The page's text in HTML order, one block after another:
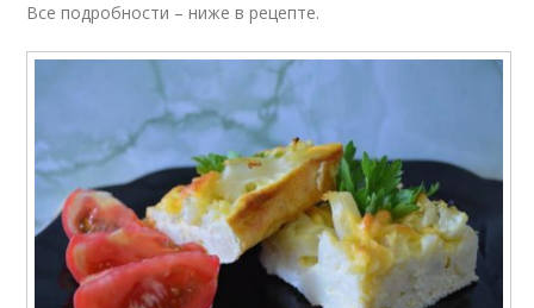
Все подробности – ниже в рецепте.